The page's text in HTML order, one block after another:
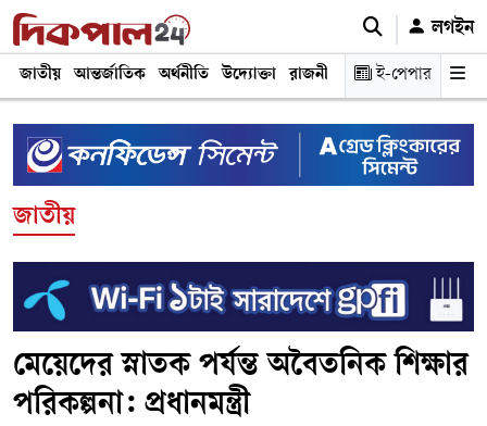
লগইন
জাতীয় আন্তর্জাতিক অর্থনীতি উদ্যোক্তা রাজনীতি শিক্ষা স্বাস্থ্য ও
ই-পেপার
জাতীয়
মেয়েদের স্নাতক পর্যন্ত অবৈতনিক শিক্ষার
পরিকল্পনা: প্রধানমন্ত্রী